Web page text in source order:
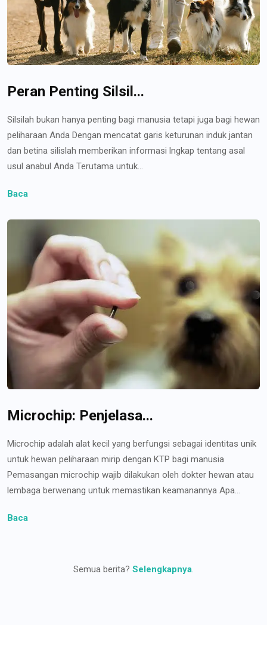
Peran Penting Silsil...
Silsilah bukan hanya penting bagi manusia tetapi juga bagi hewan
peliharaan Anda Dengan mencatat garis keturunan induk jantan
dan betina silislah memberikan informasi lngkap tentang asal
usul anabul Anda Terutama untuk...
Baca
Microchip: Penjelasa...
Microchip adalah alat kecil yang berfungsi sebagai identitas unik
untuk hewan peliharaan mirip dengan KTP bagi manusia
Pemasangan microchip wajib dilakukan oleh dokter hewan atau
lembaga berwenang untuk memastikan keamanannya Apa...
Baca
Semua berita? Selengkapnya